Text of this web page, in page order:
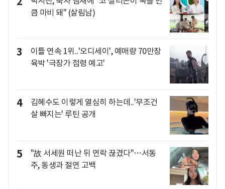
큼 마비 돼" (살림남)
3
이틀 연속 1위..'오디세이', 예매량 70만장
육박 '극장가 점령 예고'
4
김혜수도 이렇게 열심히 하는데..'무조건
살 빠지는' 루틴 공개
5
"故 서세원 떠난 뒤 연락 끊겼다"…서동
주, 동생과 절연 고백